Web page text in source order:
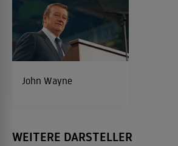
John Wayne
WEITERE DARSTELLER